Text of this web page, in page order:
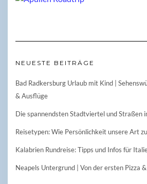
NEUESTE BEITRÄGE
Bad Radkersburg Urlaub mit Kind |
& Ausflüge
Die spannendsten Stadtviertel und Straßen
Reisetypen: Wie Persönlichkeit unsere Art
Kalabrien Rundreise: Tipps und Infos für
Neapels Untergrund | Von der ersten Pizza